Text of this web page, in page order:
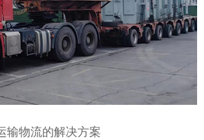
输物流的解决方案